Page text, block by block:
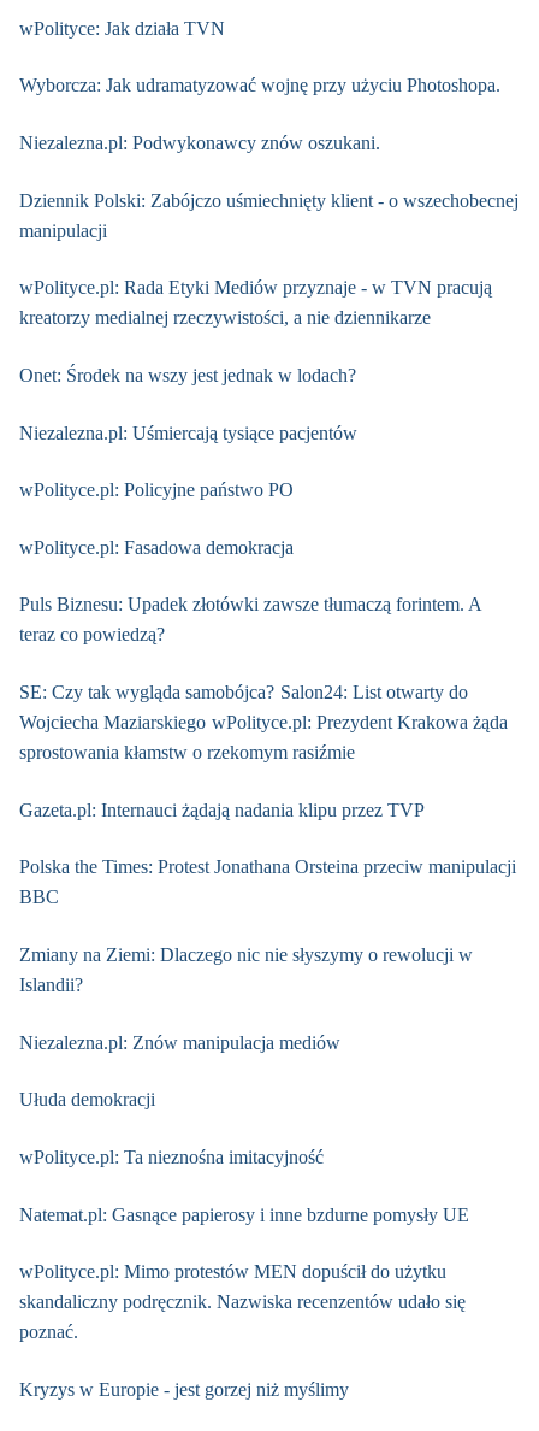
wPolityce: Jak działa TVN
Wyborcza: Jak udramatyzować wojnę przy użyciu Photoshopa.
Niezalezna.pl: Podwykonawcy znów oszukani.
Dziennik Polski: Zabójczo uśmiechnięty klient - o wszechobecnej
manipulacji
wPolityce.pl: Rada Etyki Mediów przyznaje - w TVN pracują
kreatorzy medialnej rzeczywistości, a nie dziennikarze
Onet: Środek na wszy jest jednak w lodach?
Niezalezna.pl: Uśmiercają tysiące pacjentów
wPolityce.pl: Policyjne państwo PO
wPolityce.pl: Fasadowa demokracja
Puls Biznesu: Upadek złotówki zawsze tłumaczą forintem. A
teraz co powiedzą?
SE: Czy tak wygląda samobójca? Salon24: List otwarty do
Wojciecha Maziarskiego wPolityce.pl: Prezydent Krakowa żąda
sprostowania kłamstw o rzekomym rasiźmie
Gazeta.pl: Internauci żądają nadania klipu przez TVP
Polska the Times: Protest Jonathana Orsteina przeciw manipulacji
BBC
Zmiany na Ziemi: Dlaczego nic nie słyszymy o rewolucji w
Islandii?
Niezalezna.pl: Znów manipulacja mediów
Ułuda demokracji
wPolityce.pl: Ta nieznośna imitacyjność
Natemat.pl: Gasnące papierosy i inne bzdurne pomysły UE
wPolityce.pl: Mimo protestów MEN dopuścił do użytku
skandaliczny podręcznik. Nazwiska recenzentów udało się
poznać.
Kryzys w Europie - jest gorzej niż myślimy